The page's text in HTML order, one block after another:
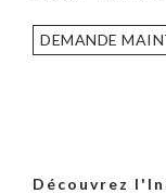
DEMANDE
Découvrez